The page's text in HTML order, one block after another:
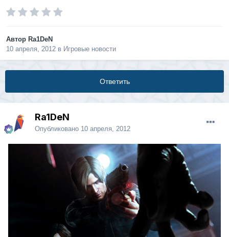
Автор Ra1DeN
10 апреля, 2012 в Игровые новости
Ответить
Ra1DeN
Опубликовано 10 апреля, 2012